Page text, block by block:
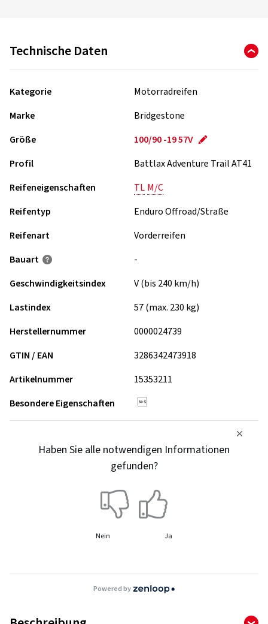
Technische Daten
Kategorie
Motorradreifen
Marke
Bridgestone
Größe
100/90 -19 57V
Profil
Battlax Adventure Trail AT41
Reifeneigenschaften
TL M/C
Reifentyp
Enduro Offroad/Straße
Reifenart
Vorderreifen
Bauart
-
Geschwindigkeits­index
V (bis 240 km/h)
Lastindex
57 (max. 230 kg)
Herstellernummer
0000024739
GTIN / EAN
3286342473918
Artikelnummer
15353211
Besondere Eigenschaften
Haben Sie alle notwendigen Informationen
gefunden?
Nein Ja
Powered by